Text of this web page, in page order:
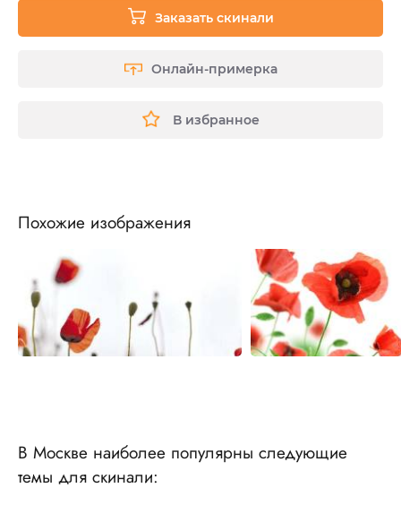
Заказать скинали
Онлайн-примерка
В избранное
Похожие изображения
В Москве наиболее популярны следующие
темы для скинали: